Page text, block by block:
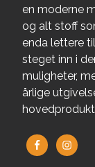
en moderne
og alt stoff
enda lettere
steget inn i
muligheter,
årlige